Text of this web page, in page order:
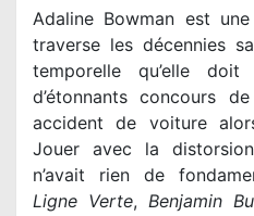
Adaline Bowman est
traverse les décennies
temporelle qu’elle
d’étonnants concours
accident de voiture
Jouer avec la
n’avait rien de
Ligne Verte, Benjamin